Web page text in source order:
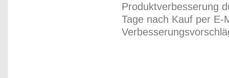
Produktverbesserung
Tage nach Kauf per E-